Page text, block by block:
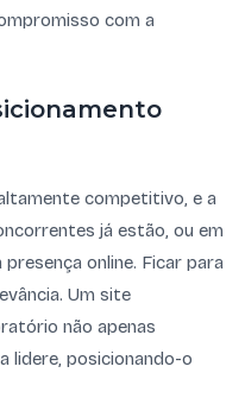
com a
competitivo, e a
já estão, ou em
online. Ficar para
Um site
não apenas
lidere, posicionando-o